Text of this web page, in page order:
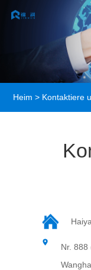
Heim > Kontaktiere
Nr. 888